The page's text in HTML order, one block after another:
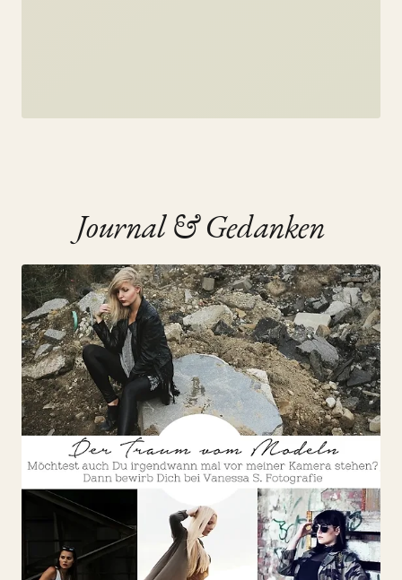
Der Traum vom Modeln
25. July 2019
Journal & Gedanken